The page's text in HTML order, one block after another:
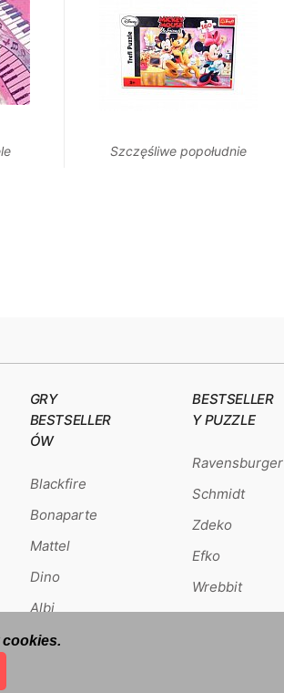
Szczęśliwe popołudnie
GRY
BESTSELLER
ÓW
Blackfire
Bonaparte
Mattel
Dino
Albi
BESTSELLER
Y PUZZLE
Ravensburger
Schmidt
Zdeko
Efko
Wrebbit
cookies.